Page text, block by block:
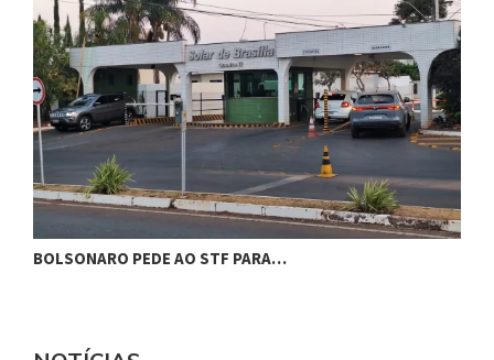
BOLSONARO PEDE AO STF PARA…